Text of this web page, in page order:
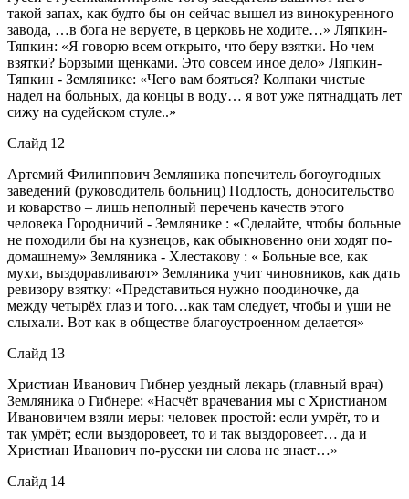
такой запах, как будто бы он сейчас вышел из винокуренного
завода, …в бога не веруете, в церковь не ходите…» Ляпкин-
Тяпкин: «Я говорю всем открыто, что беру взятки. Но чем
взятки? Борзыми щенками. Это совсем иное дело» Ляпкин-
Тяпкин - Землянике: «Чего вам бояться? Колпаки чистые
надел на больных, да концы в воду… я вот уже пятнадцать лет
сижу на судейском стуле..»
Слайд 12
Артемий Филиппович Земляника попечитель богоугодных
заведений (руководитель больниц) Подлость, доносительство
и коварство – лишь неполный перечень качеств этого
человека Городничий - Землянике : «Сделайте, чтобы больные
не походили бы на кузнецов, как обыкновенно они ходят по-
домашнему» Земляника - Хлестакову : « Больные все, как
мухи, выздоравливают» Земляника учит чиновников, как дать
ревизору взятку: «Представиться нужно поодиночке, да
между четырёх глаз и того…как там следует, чтобы и уши не
слыхали. Вот как в обществе благоустроенном делается»
Слайд 13
Христиан Иванович Гибнер уездный лекарь (главный врач)
Земляника о Гибнере: «Насчёт врачевания мы с Христианом
Ивановичем взяли меры: человек простой: если умрёт, то и
так умрёт; если выздоровеет, то и так выздоровеет… да и
Христиан Иванович по-русски ни слова не знает…»
Слайд 14